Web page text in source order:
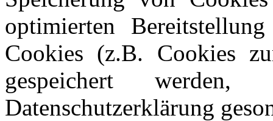
optimierten
Cookies (z.B. Cookies
gespeichert
Datenschutzerklärung